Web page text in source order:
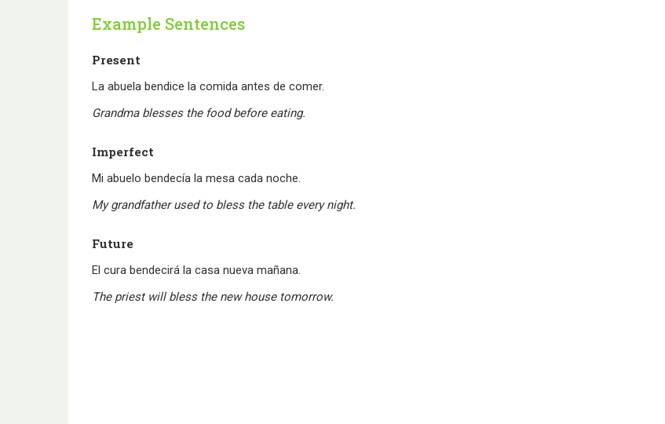
Example Sentences
Present
La abuela bendice la comida antes de comer.
Grandma blesses the food before eating.
Imperfect
Mi abuelo bendecía la mesa cada noche.
My grandfather used to bless the table every night.
Future
El cura bendecirá la casa nueva mañana.
The priest will bless the new house tomorrow.